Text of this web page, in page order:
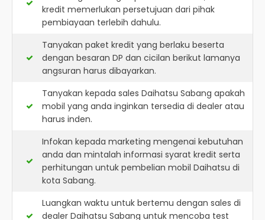
kredit memerlukan persetujuan dari pihak
pembiayaan terlebih dahulu.
Tanyakan paket kredit yang berlaku beserta
dengan besaran DP dan cicilan berikut lamanya
angsuran harus dibayarkan.
Tanyakan kepada sales Daihatsu Sabang apakah
mobil yang anda inginkan tersedia di dealer atau
harus inden.
Infokan kepada marketing mengenai kebutuhan
anda dan mintalah informasi syarat kredit serta
perhitungan untuk pembelian mobil Daihatsu di
kota Sabang.
Luangkan waktu untuk bertemu dengan sales di
dealer Daihatsu Sabang untuk mencoba test